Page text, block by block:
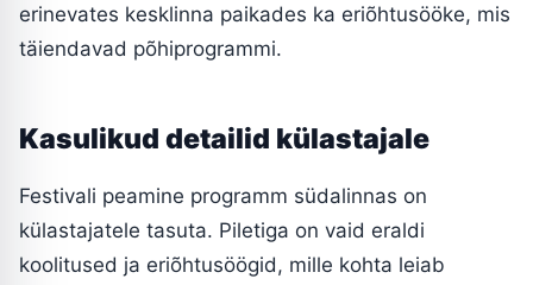
erinevates kesklinna paikades ka eriõhtusööke, mis
täiendavad põhiprogrammi.
Kasulikud detailid külastajale
Festivali peamine programm südalinnas on
külastajatele tasuta. Piletiga on vaid eraldi
koolitused ja eriõhtusöögid, mille kohta leiab